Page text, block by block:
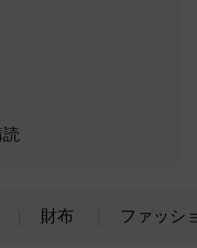
財布 ファッシ